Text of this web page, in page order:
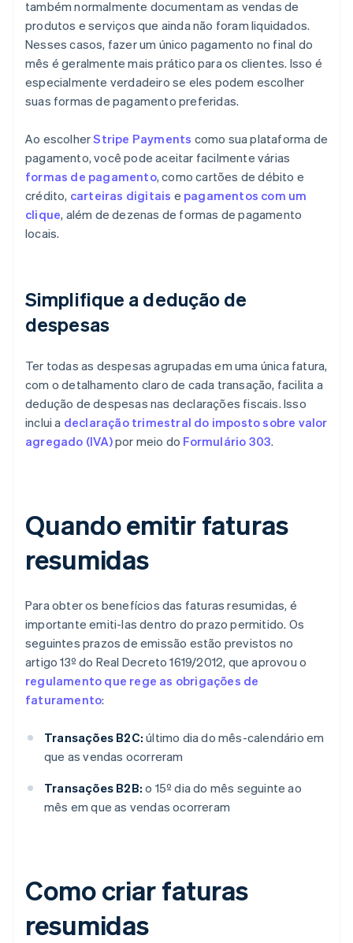
também normalmente documentam as vendas de
produtos e serviços que ainda não foram liquidados.
Nesses casos, fazer um único pagamento no final do
mês é geralmente mais prático para os clientes. Isso é
especialmente verdadeiro se eles podem escolher
suas formas de pagamento preferidas.
Ao escolherStripe Payments como sua plataforma de
pagamento, você pode aceitar facilmente várias
formas de pagamento, como cartões de débito e
crédito, carteiras digitais e pagamentos com um
clique, além de dezenas de formas de pagamento
locais.
Simplifique a dedução de
despesas
Ter todas as despesas agrupadas em uma única fatura,
com o detalhamento claro de cada transação, facilita a
dedução de despesas nas declarações fiscais. Isso
inclui a declaração trimestral do imposto sobre valor
agregado (IVA)por meio do Formulário 303.
Quando emitir faturas
resumidas
Para obter os benefícios das faturas resumidas, é
importante emiti-las dentro do prazo permitido. Os
seguintes prazos de emissão estão previstos no
artigo 13º do Real Decreto 1619/2012, que aprovou o
regulamento que rege as obrigações de
faturamento:
Transações B2C: último dia do mês-calendário em
que as vendas ocorreram
Transações B2B: o 15º dia do mês seguinte ao
mês em que as vendas ocorreram
Como criar faturas
resumidas